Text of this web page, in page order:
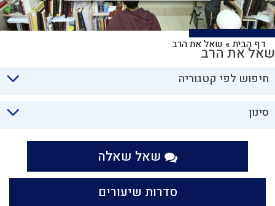
דף הבית» שאל את הרבשאל את הרב
חיפוש לפי קטגוריה
סינון
שאל שאלה
סדרות שיעורים